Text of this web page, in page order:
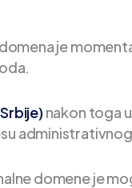
je
nakon toga
domene je